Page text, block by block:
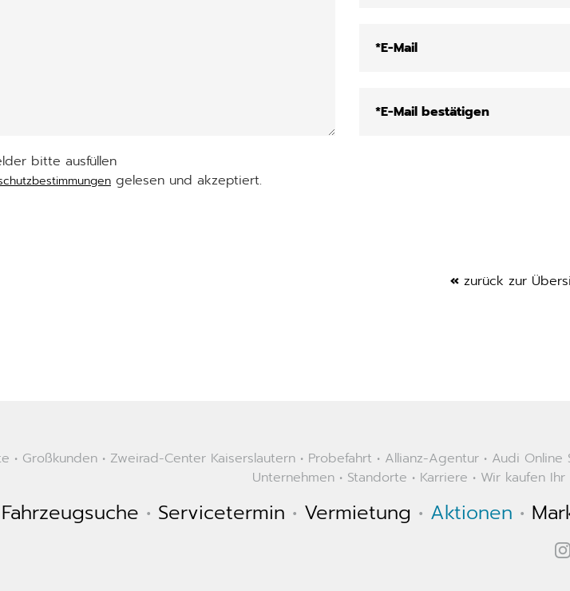
bitte ausfüllen
gelesen und akzeptiert.
« zurück zur
• Großkunden • Zweirad-Center Kaiserslautern • Probefahrt • Allianz-Agentur • Audi Online
Unternehmen • Standorte • Karriere • Wir kaufen
Fahrzeugsuche • Servicetermin • Vermietung • Aktionen •